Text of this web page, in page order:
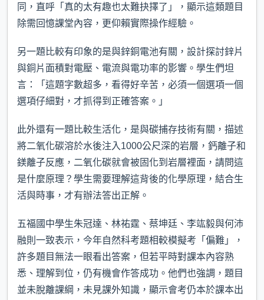
同，直呼「真的太有趣也太難抉擇了」，顯示這類題目
除需回憶課堂內容，更仰賴實際操作經驗。
另一題比較有印象的是與鋅銅電池有關，設計探討鋅片
與銅片面積對電壓、電流與電功率的影響。學生們坦
言：「這題字數超多，看得好辛苦，必須一個選項一個
選項仔細對，才抓得到正確答案。」
此外還有一題比較生活化，是與碳捕存技術有關，描述
將二氧化碳溶於水後注入1000公尺深的岩層，鈣離子和
鎂離子反應，二氧化碳就會被固化到岩層裡面，請問這
是什麼原理？學生需要理解這背後的化學原理，結合生
活與時事，才有辦法答出正解。
五福國中學生朱冠達、林祐霆、蔡坤廷、李竑毅與何沛
融則一致表示，今年自然科考題相較模擬考「偏難」，
許多題目無法一眼看出答案，但若平時對課本內容熟
悉、理解到位，仍有機會作答成功。他們也強調，題目
並未脫離課綱，未見課外知識，顯示會考仍本於課本出